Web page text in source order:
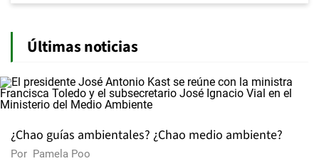
Últimas noticias
¿Chao guías ambientales? ¿Chao medio ambiente?
Por Pamela Poo